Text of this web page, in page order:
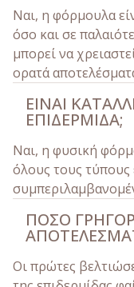
Ναι, η φόρμουλα
όσο και σε
μπορεί να
ορατά
ΕΊΝΑΙ
ΕΠΙΔΕΡΜΊΔΑ;
Ναι, η φυσική
όλους τους τύπους
ΠΌΣΟ
Οι πρώτες